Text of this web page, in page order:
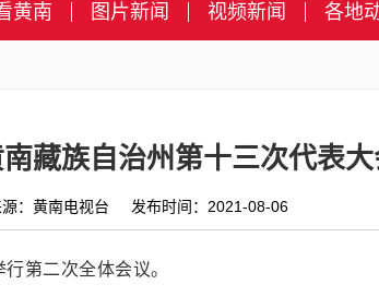
黄南 图片新闻 视频新闻 各地
南藏族自治州第十三次代表
源：黄南电视台 发布时间：2021-08-06
第二次全体会议。